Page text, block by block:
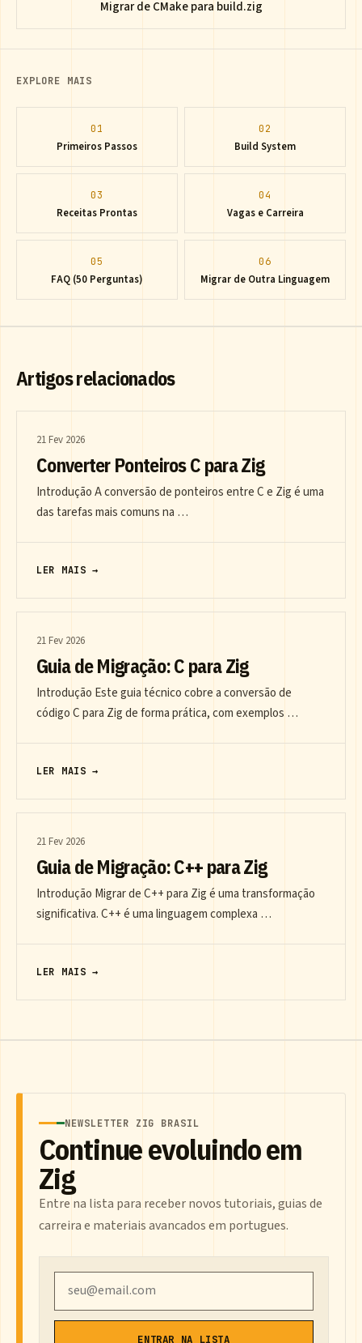
Migrar de CMake para build.zig
EXPLORE MAIS
01
Primeiros Passos
02
Build System
03
Receitas Prontas
04
Vagas e Carreira
05
FAQ (50 Perguntas)
06
Migrar de Outra Linguagem
Artigos relacionados
21 Fev 2026
Converter Ponteiros C para Zig
Introdução A conversão de ponteiros entre C e Zig é uma
das tarefas mais comuns na …
LER MAIS →
21 Fev 2026
Guia de Migração: C para Zig
Introdução Este guia técnico cobre a conversão de
código C para Zig de forma prática, com exemplos …
LER MAIS →
21 Fev 2026
Guia de Migração: C++ para Zig
Introdução Migrar de C++ para Zig é uma transformação
significativa. C++ é uma linguagem complexa …
LER MAIS →
NEWSLETTER ZIG BRASIL
Continue evoluindo em
Zig
Entre na lista para receber novos tutoriais, guias de
carreira e materiais avancados em portugues.
ENTRAR NA LISTA